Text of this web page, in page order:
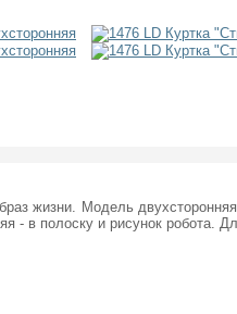
жизни. Модель
- в полоску и рисунок робота.